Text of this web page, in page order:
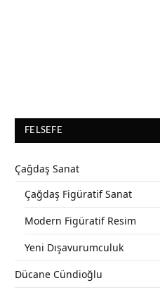
FELSEFE
Çağdaş Sanat
Çağdaş Figüratif Sanat
Modern Figüratif Resim
Yeni Dışavurumculuk
Dücane Cündioğlu